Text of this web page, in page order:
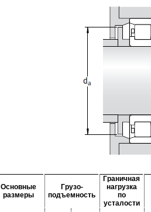
Основные
размеры
Грузо-
подъемность
Граничная
нагрузка
по
усталости